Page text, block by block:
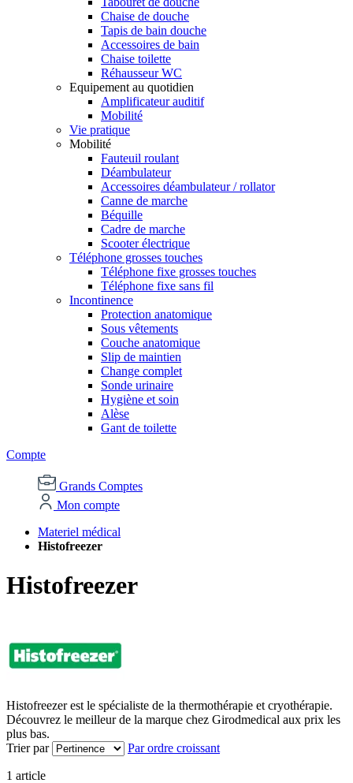
Chaise de douche
Tapis de bain douche
Accessoires de bain
Chaise toilette
Réhausseur WC
Equipement au quotidien
Amplificateur auditif
Mobilité
Vie pratique
Mobilité
Fauteuil roulant
Déambulateur
Accessoires déambulateur / rollator
Canne de marche
Béquille
Cadre de marche
Scooter électrique
Téléphone grosses touches
Téléphone fixe grosses touches
Téléphone fixe sans fil
Incontinence
Protection anatomique
Sous vêtements
Couche anatomique
Slip de maintien
Change complet
Sonde urinaire
Hygiène et soin
Alèse
Gant de toilette
Compte
Grands Comptes
Mon compte
Materiel médical
Histofreezer
Histofreezer
Histofreezer est le spécialiste de la thermothérapie et cryothérapie.
Découvrez le meilleur de la marque chez Girodmedical aux prix les
plus bas.
Trier par
Par ordre croissant
1 article